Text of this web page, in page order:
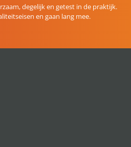
degelijk en getest in de praktijk.
en gaan lang mee.